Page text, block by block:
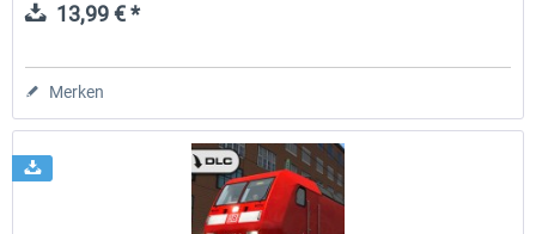
13,99 € *
Merken